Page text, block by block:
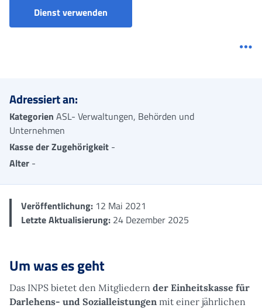
Dienst verwenden
Adressiert an:
Kategorien ASL- Verwaltungen, Behörden und
Unternehmen
Kasse der Zugehörigkeit -
Alter -
Veröffentlichung: 12 Mai 2021
Letzte Aktualisierung: 24 Dezember 2025
Um was es geht
Das INPS bietet den Mitgliedern der Einheitskasse für
Darlehens- und Sozialleistungen mit einer jährlichen